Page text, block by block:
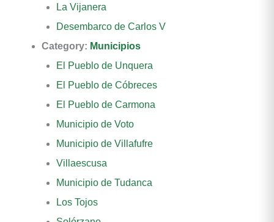
La Vijanera
Desembarco de Carlos V
Category: Municipios
El Pueblo de Unquera
El Pueblo de Cóbreces
El Pueblo de Carmona
Municipio de Voto
Municipio de Villafufre
Villaescusa
Municipio de Tudanca
Los Tojos